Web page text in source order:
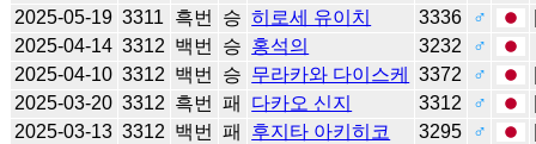
2025-05-19 3311 흑번 승 히로세 유이치 3336 ♂
2025-04-14 3312 백번 승 홍석의 3232
♂
2025-04-10 3312 백번 승 무라카와 다이스케 3372 ♂
2025-03-20 3312 흑번 패 다카오 신지 3312 ♂
2025-03-13 3312 백번 패 후지타 아키히코 3295 ♂